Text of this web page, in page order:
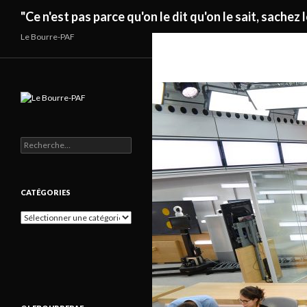
"Ce n'est pas parce qu'on le dit qu'on le sait, sachez
Le Bourre-PAF
Rechercher :
CATÉGORIES
Catégories